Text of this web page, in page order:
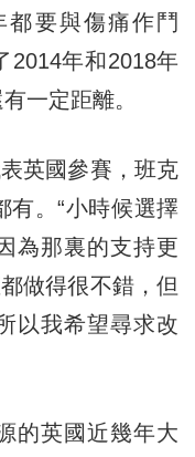
要與傷痛作鬥
2014年和2018年
一定距離。
英國參賽，班克
有。“小時候選擇
為那裏的支持更
做得很不錯，但
以我希望尋求改
英國近幾年大